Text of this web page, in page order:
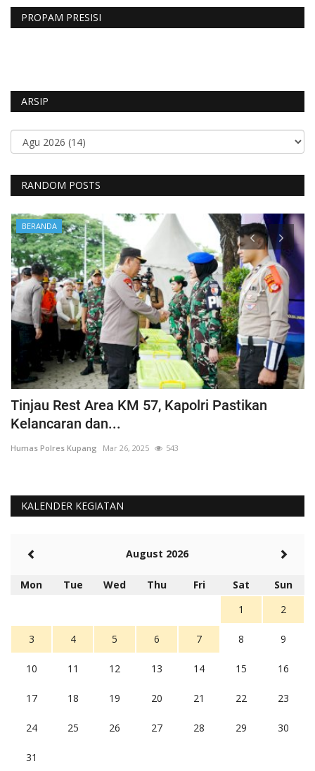
PROPAM PRESISI
ARSIP
RANDOM POSTS
BERANDA
Tinjau Rest Area KM 57, Kapolri Pastikan
Kelancaran dan...
Humas Polres Kupang Mar 26, 2025 543
KALENDER KEGIATAN
August 2026
Mon Tue Wed Thu Fri Sat
Sun
1
2
3 4 5 6 7 8 9
10 11 12 13 14 15 16
17 18 19 20 21 22 23
24 25 26 27 28 29 30
31